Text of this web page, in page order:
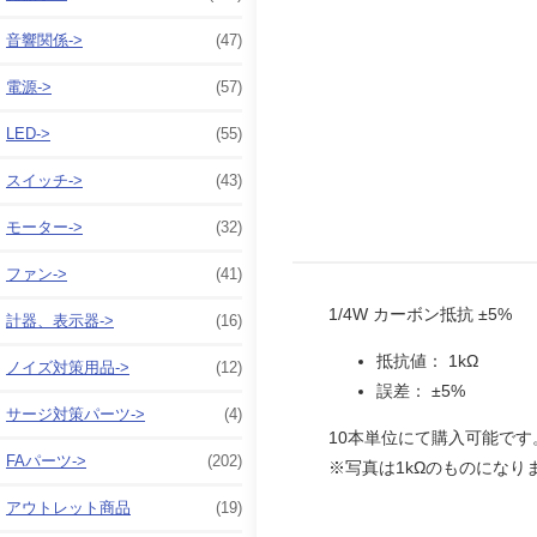
音響関係-> (47)
電源-> (57)
LED-> (55)
スイッチ-> (43)
モーター-> (32)
ファン-> (41)
計器、表示器-> (16)
ノイズ対策用品-> (12)
サージ対策パーツ-> (4)
FAパーツ-> (202)
アウトレット商品 (19)
1/4W カーボン抵抗 ±5%
抵抗値： 1kΩ
誤差： ±5%
10本単位にて購入可能です
※写真は1kΩのものになり